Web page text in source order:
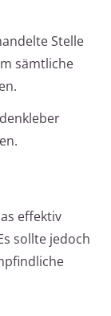
Stelle
sämtliche
effektiv
sollte jedoch